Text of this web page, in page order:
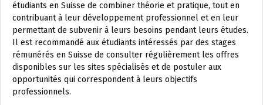
étudiants en Suisse de combiner théorie et pratique, tout en
contribuant à leur développement professionnel et en leur
permettant de subvenir à leurs besoins pendant leurs études.
Il est recommandé aux étudiants intéressés par des stages
rémunérés en Suisse de consulter régulièrement les offres
disponibles sur les sites spécialisés et de postuler aux
opportunités qui correspondent à leurs objectifs
professionnels.